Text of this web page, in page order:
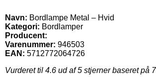
Navn: Bordlampe Metal – Hvid
Kategori: Bordlamper
Producent:
Varenummer: 946503
EAN: 5712772064726
Vurderet til 4.6 ud af 5 stjerner baseret på 7